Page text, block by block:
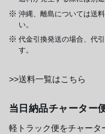
沖縄、離島については送
い。
代金引換発送の場合、代
す。
>>送料一覧はこちら
当日納品チャーター
軽トラック便をチャータ